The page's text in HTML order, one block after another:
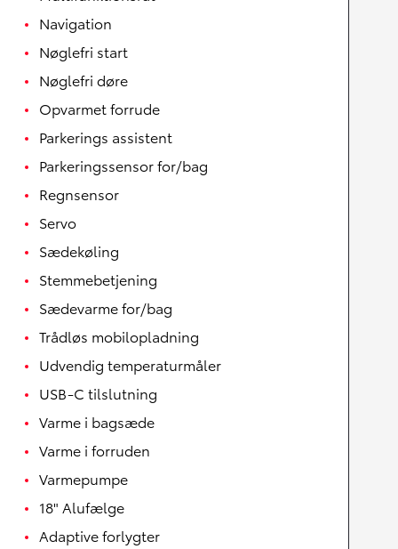
Navigation
Nøglefri start
Nøglefri døre
Opvarmet forrude
Parkerings assistent
Parkeringssensor for/bag
Regnsensor
Servo
Sædekøling
Stemmebetjening
Sædevarme for/bag
Trådløs mobilopladning
Udvendig temperaturmåler
USB-C tilslutning
Varme i bagsæde
Varme i forruden
Varmepumpe
18" Alufælge
Adaptive forlygter